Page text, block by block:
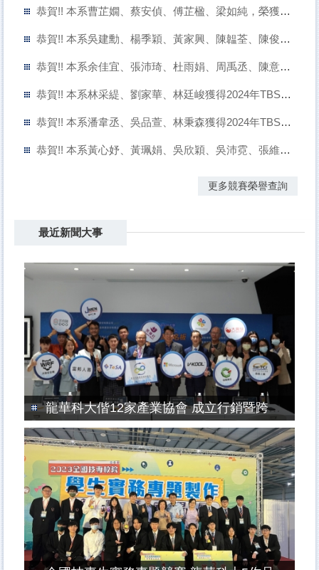
恭賀!! 本系曹芷嫺、蔡安偵、傅芷楹、梁如純，榮獲第八屆全國大專院校B2B跨境電商競賽佳作
恭賀!! 本系吳建勳、楊季穎、黃家興、陳韞荃、陳俊名獲得2024年TBSA全國大專創新企劃競賽佳作
恭賀!! 本系余佳宜、張沛琦、杜雨娟、周禹丞、陳意樺獲得2024年TBSA全國大專創新企劃競賽佳作
恭賀!! 本系林采緹、劉家華、林廷峻獲得2024年TBSA全國大專創新企劃競賽佳作
恭賀!! 本系潘韋丞、吳品萱、林秉森獲得2024年TBSA全國大專創新企劃競賽佳作
恭賀!! 本系黃心妤、黃珮娟、吳欣穎、吳沛霓、張維真獲得2024年TBSA全國大專創新企劃競賽佳作
更多競賽榮譽查詢
最近新聞大事
龍華科大偕12家產業協會 成立行銷暨跨境商務產學人才培育聯盟